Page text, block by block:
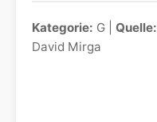
Kategorie: G | Quelle:
David Mirga